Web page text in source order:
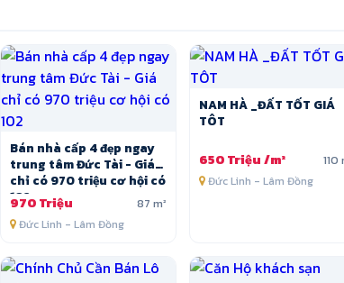
Bán nhà cấp 4 đẹp ngay
trung tâm Đức Tài - Giá
chỉ có 970 triệu cơ hội có
102
970 Triệu 87 m²
Đức Linh - Lâm Đồng
NAM HÀ _ĐẤT TỐT GIÁ
TÔT
650 Triệu /m² 110
Đức Linh - Lâm Đồng